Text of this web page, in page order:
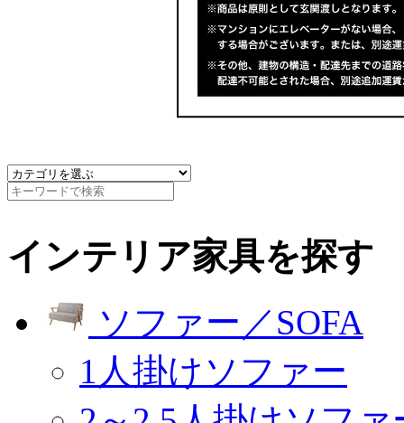
インテリア家具を探す
ソファー／SOFA
1人掛けソファー